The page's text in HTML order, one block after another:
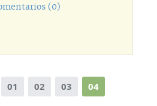
(0)
01 02 03 04